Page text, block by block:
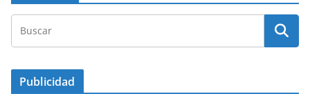
Publicidad